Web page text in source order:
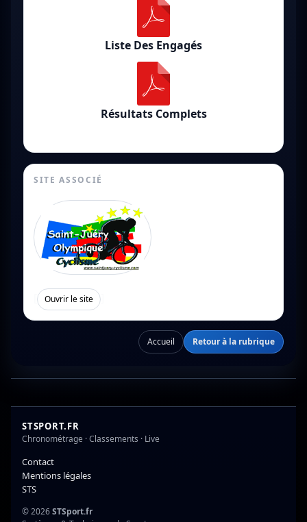
Liste Des Engagés
Résultats Complets
SITE ASSOCIÉ
Ouvrir le site
Accueil Retour à la rubrique
STSPORT.FR
Chronométrage · Classements · Live
Contact
Mentions légales
STS
© 2026STSport.fr